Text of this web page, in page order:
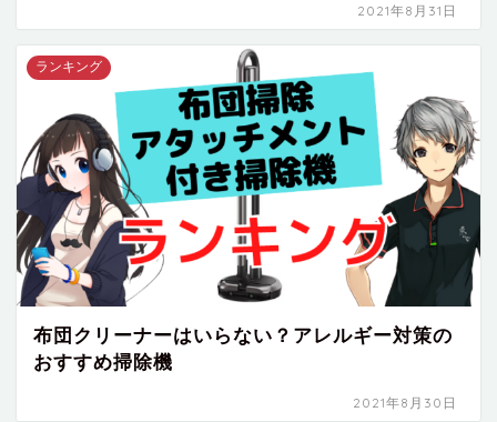
2021年8月31日
ランキング
布団クリーナーはいらない？アレルギー対策の
おすすめ掃除機
2021年8月30日